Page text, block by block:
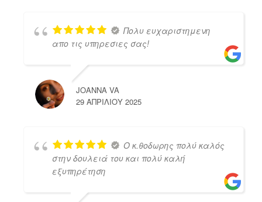
Πολυ ευχαριστημενη
απο τις υπηρεσιες σας!
JOANNA VA
29 ΑΠΡΙΛΊΟΥ 2025
Ο κ.θοδωρης πολύ καλός
στην δουλειά του και πολύ καλή
εξυπηρέτηση